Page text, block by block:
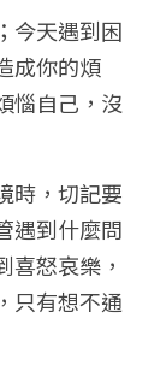
今天遇到困
成你的煩
惱自己，沒
時，切記要
遇到什麼問
喜怒哀樂，
只有想不通